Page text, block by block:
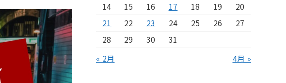
14
15 16 17 18 19
20
21
22 23 24 25 26
27
28
29 30
31
« 2月
4月 »